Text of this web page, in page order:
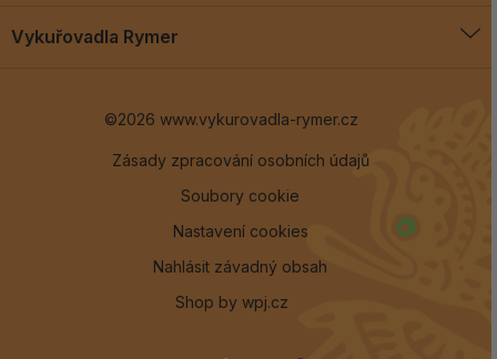
Blog
Vykuřovadla Rymer
©2026 www.vykurovadla-rymer.cz
Zásady zpracování osobních údajů
Soubory cookie
Nastavení cookies
Nahlásit závadný obsah
Shop by wpj.cz